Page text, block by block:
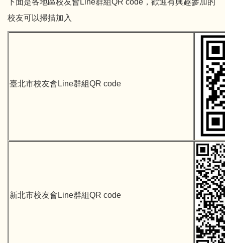
校友可以掃描加入
臺北市校友會Line群組QR code
新北市校友會Line群組QR code